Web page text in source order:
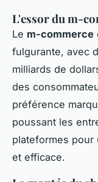
L'essor du m-
Le m-commerce
fulgurante, avec
milliards de
des
préférence
poussant les
plateformes
et efficace.